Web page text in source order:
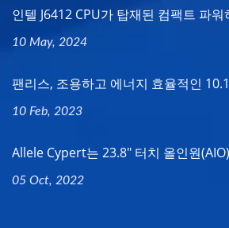
인텔 J6412 CPU가 탑재된 컴팩트 파워
10 May, 2024
팬리스, 조용하고 에너지 효율적인
10 Feb, 2023
Allele Cypert는 23.8" 터치 올인원
05 Oct, 2022